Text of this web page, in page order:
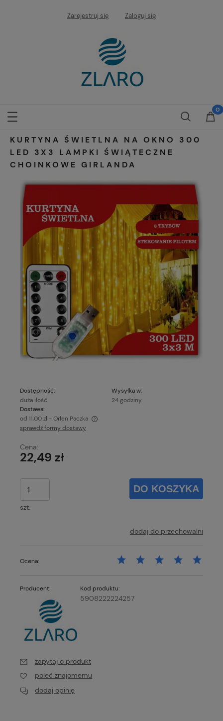
Zarejestruj się Zaloguj się
KURTYNA ŚWIETLNA NA OKNO 300
LED 3X3 LAMPKI ŚWIĄTECZNE
CHOINKOWE GIRLANDA
Dostępność:
duża ilość
Wysyłka w:
24 godziny
Dostawa:
od 11,00 zł - Orlen Paczka
Cena nie zawiera ewentualnych kosztów płatności
sprawdź formy dostawy
Cena:
22,49 zł
szt.
DO KOSZYKA
dodaj do przechowalni
Ocena:
Producent: Kod produktu:
5908222224257
zapytaj o produkt
poleć znajomemu
dodaj opinię